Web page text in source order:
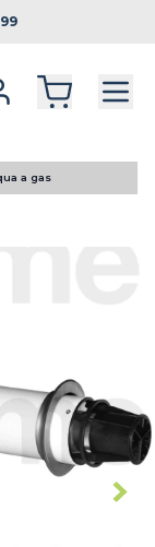
a gas